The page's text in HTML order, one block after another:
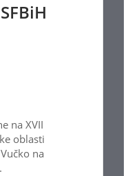
na XVII
oblasti
na